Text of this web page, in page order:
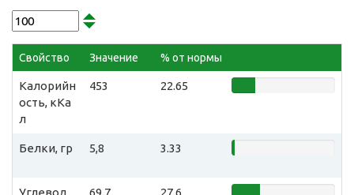
Свойство Значение % от нормы
Калорийн
ость, кКа
л
453 22.65
Белки, гр 5,8 3.33